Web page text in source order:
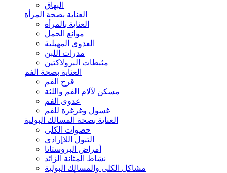
البهاق
العناية بصحة المرأة
العناية بالمرأة
موانع الحمل
العدوى المهبلية
مدرات اللبن
مثبطات البرولاكتين
العناية بصحة الفم
قرح الفم
مسكن لآلام الفم واللثة
عدوى الفم
غسول وغرغرة للفم
العناية بصحة المسالك البولية
حصوات الكلى
التبول اللاإرادي
أمراض البروستاتا
نشاط المثانة الزائد
مشاكل الكلى والمسالك البولية